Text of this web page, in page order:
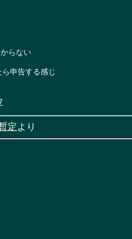
らない
申告する感じ
定より